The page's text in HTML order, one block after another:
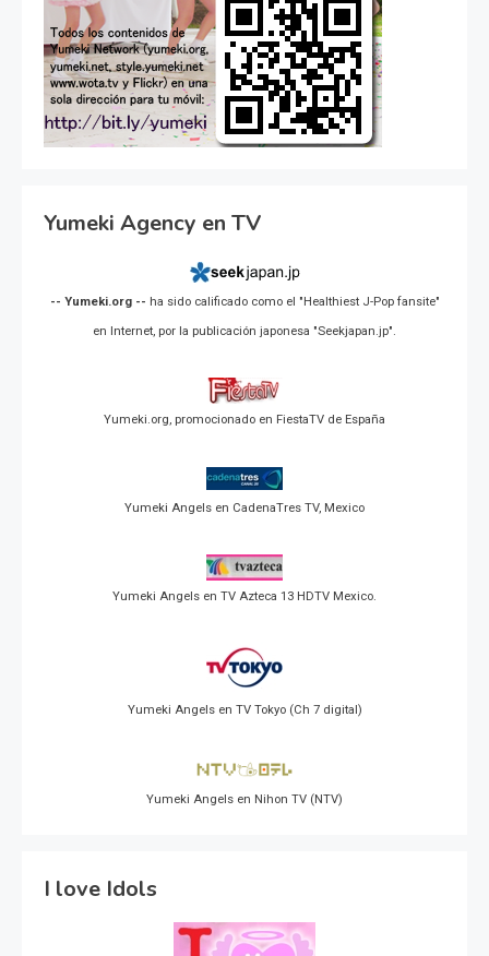
Yumeki Agency en TV
-- Yumeki.org -- ha sido calificado como el "Healthiest J-Pop fansite"
en Internet, por la publicación japonesa "Seekjapan.jp".
Yumeki.org, promocionado en FiestaTV de España
Yumeki Angels en CadenaTres TV, Mexico
Yumeki Angels en TV Azteca 13 HDTV Mexico.
Yumeki Angels en TV Tokyo (Ch 7 digital)
Yumeki Angels en Nihon TV (NTV)
I love Idols